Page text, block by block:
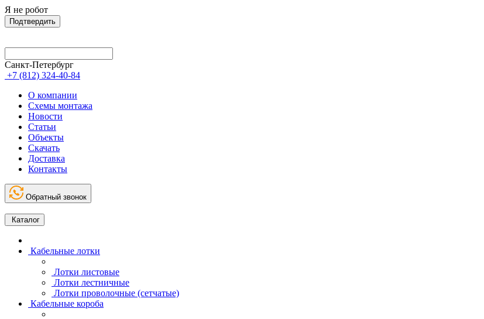
Я не робот
Подтвердить
Санкт-Петербург
+7 (812) 324-40-84
О компании
Схемы монтажа
Новости
Статьи
Объекты
Скачать
Доставка
Контакты
Обратный звонок
Каталог
Кабельные лотки
Лотки листовые
Лотки лестничные
Лотки проволочные (сетчатые)
Кабельные короба